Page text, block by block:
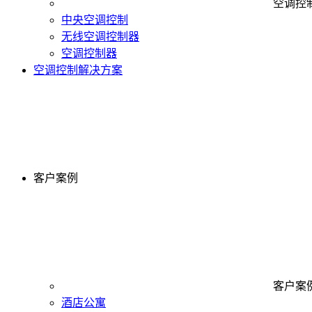
空调控
中央空调控制
无线空调控制器
空调控制器
空调控制解决方案
客户案例
客户案
酒店公寓